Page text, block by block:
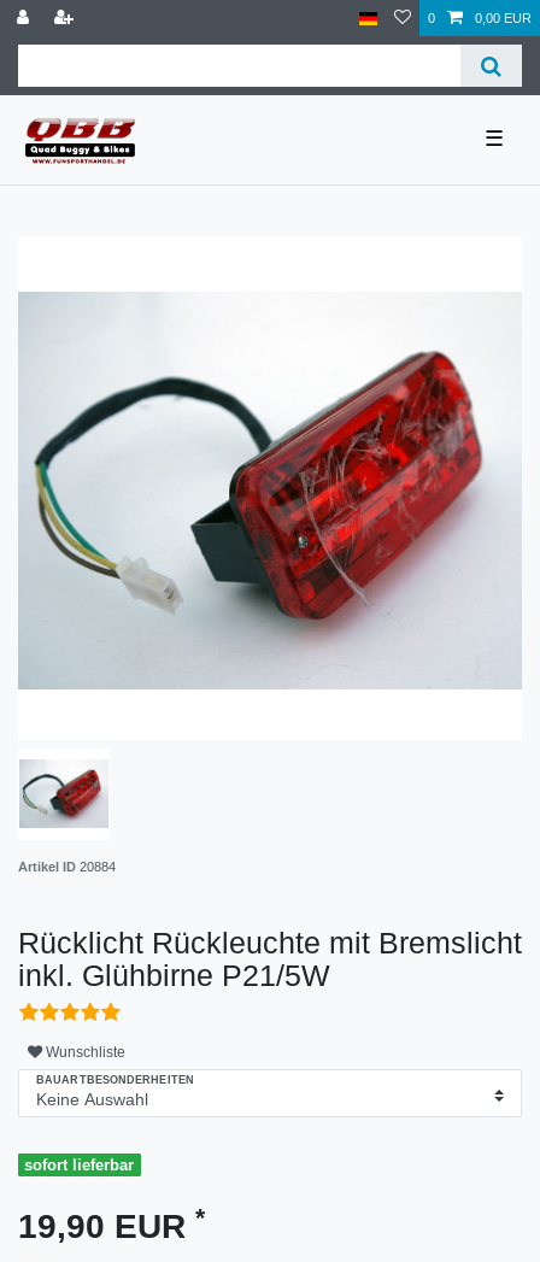
0 0,00 EUR
☰
Artikel ID 20884
Rücklicht Rückleuchte mit Bremslicht
inkl. Glühbirne P21/5W
Wunschliste
BAUARTBESONDERHEITEN
sofort lieferbar
19,90 EUR *